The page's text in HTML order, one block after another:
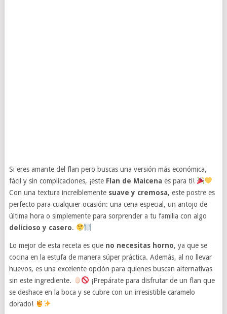
Si eres amante del flan pero buscas una versión más económica,
fácil y sin complicaciones, ¡este Flan de Maicena es para ti!
Con una textura increíblemente suave y cremosa, este postre es
perfecto para cualquier ocasión: una cena especial, un antojo de
última hora o simplemente para sorprender a tu familia con algo
delicioso y casero.
Lo mejor de esta receta es que no necesitas horno, ya que se
cocina en la estufa de manera súper práctica. Además, al no llevar
huevos, es una excelente opción para quienes buscan alternativas
sin este ingrediente.
¡Prepárate para disfrutar de un flan que
se deshace en la boca y se cubre con un irresistible caramelo
dorado!